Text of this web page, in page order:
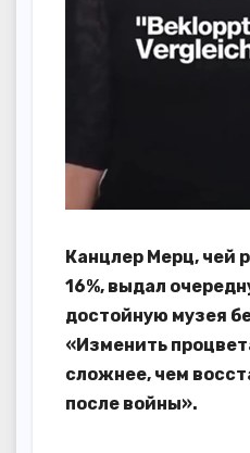
Канцлер Мерц, чей
16%, выдал
достойную музея
«Изменить
сложнее, чем
после войны».